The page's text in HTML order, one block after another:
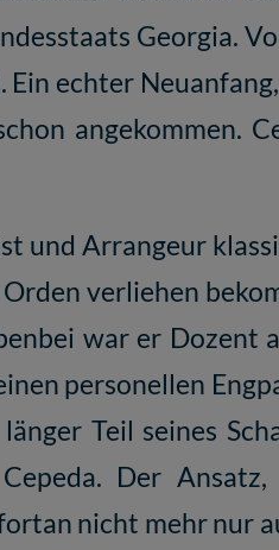
Georgia.
echter
angekommen.
und Arrangeur
verliehen
war er Dozent
personellen
Teil seines
Der Ansatz,
nicht mehr nur